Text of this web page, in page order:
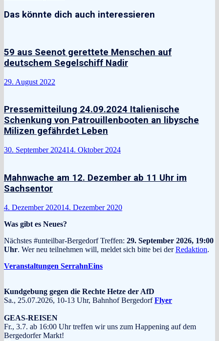
Das könnte dich auch interessieren
59 aus Seenot gerettete Menschen auf
deutschem Segelschiff Nadir
29. August 2022
Pressemitteilung 24.09.2024 Italienische
Schenkung von Patrouillenbooten an libysche
Milizen gefährdet Leben
30. September 202414. Oktober 2024
Mahnwache am 12. Dezember ab 11 Uhr im
Sachsentor
4. Dezember 202014. Dezember 2020
Was gibt es Neues?
Nächstes #unteilbar-Bergedorf Treffen: 29. September 2026, 19:00
Uhr. Wer neu teilnehmen will, meldet sich bitte bei derRedaktion.
Veranstaltungen SerrahnEins
Kundgebung gegen die Rechte Hetze der AfD
Sa., 25.07.2026, 10-13 Uhr, Bahnhof BergedorfFlyer
GEAS-REISEN
Fr., 3.7. ab 16:00 Uhr treffen wir uns zum Happening auf dem
Bergedorfer Markt!